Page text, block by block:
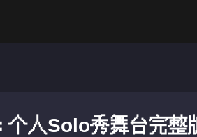
人Solo秀舞台完整